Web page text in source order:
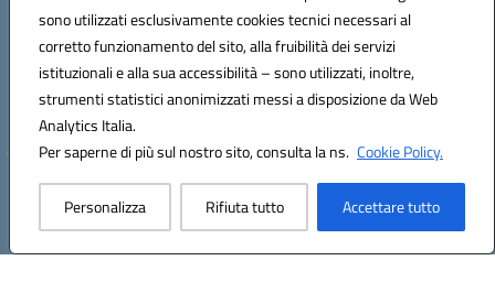
sono utilizzati esclusivamente cookies tecnici necessari al
corretto funzionamento del sito, alla fruibilità dei servizi
istituzionali e alla sua accessibilità – sono utilizzati, inoltre,
strumenti statistici anonimizzati messi a disposizione da Web
Analytics Italia.
Per saperne di più sul nostro sito, consulta la ns. Cookie Policy.
Personalizza Rifiuta tutto Accettare tutto
Posta elettronica certificata (PEC):fgtd02000p@pec.istruzione.it
Codice fiscale: 81002930717
Codice meccanografico:FGTD02000P
Codice unico di fatturazione (CUF): UFUN7Y
Hosting & Powered by 3D Solution S.r.l.
Concept & Design by Designers Italia